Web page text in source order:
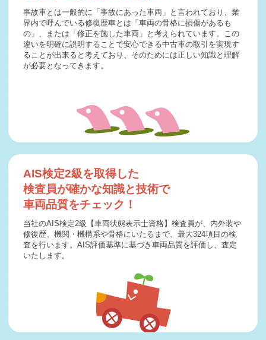
2026-03-17
室蘭市T様 スズキ スペーシアギア査定・買取 ご成約誠に
ありがとうござ …
2026-03-16
室蘭市S様 トヨタ アルファード査定・買取 ご成約誠にあ
りがとうござい …
とうございまし …
札幌市F様 マツダ CX-60査定・買取 ご成約誠にありがと
うございま …
毎週木曜日は定休日となります。
2026-03-10
札幌市H様 トヨタ RAV4査定・買取 ご成約誠にありがと
うございまし …
2026-03-09
登別市A様 トヨタ クラウンクロスオーバー査定・買取 ご
成約誠にありが …
占冠町W様 トヨタ アルファード査定・買取 ご成約誠にあ
札幌市F社様 日産 セレナ査定・買取 ご成約誠にありがと
事故車とは一般的に「事故にあった車両」と言われており、業
界内で呼んでいる修復歴車とは「車両の骨格に損傷があるも
の」、または「修正を施した車両」と考えられています。この
違いを明確に説明することで安心できる中古車の取引を実現す
ることが出来ると考えており、そのためには正しい知識と理解
が必要となってきます。
AIS検定2級を取得した
検査員が確かな知識と技術で
車両品質をチェック！
当社のAIS検定2級【車両状態表示士資格】検査員が、内外装や
修復歴、機関・機構系や骨格にいたるまで、最大324項目の検
査を行います。AIS評価基準に基づき車両品質を評価し、査定
いたします。